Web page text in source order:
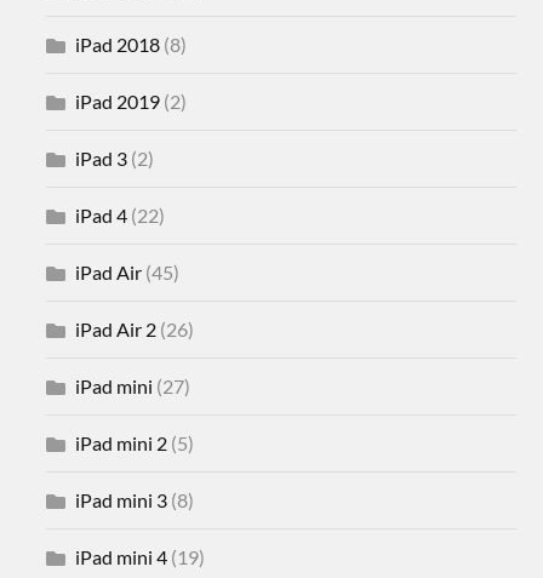
iPad 2018 (8)
iPad 2019 (2)
iPad 3 (2)
iPad 4 (22)
iPad Air (45)
iPad Air 2 (26)
iPad mini (27)
iPad mini 2 (5)
iPad mini 3 (8)
iPad mini 4 (19)